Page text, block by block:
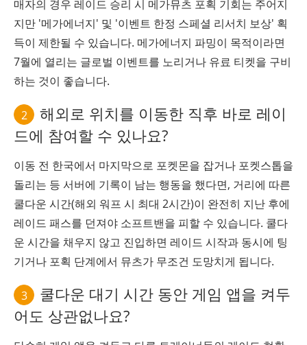
매자의 경우 레이드 승리 시 메가뮤츠 포획 기회는 주어지
지만 '메가에너지' 및 '이벤트 한정 스페셜 리서치 보상' 획
득이 제한될 수 있습니다. 메가에너지 파밍이 목적이라면
7월에 열리는 글로벌 이벤트를 노리거나 유료 티켓을 구비
하는 것이 좋습니다.
2
해외로 위치를 이동한 직후 바로 레이
드에 참여할 수 있나요?
이동 전 한국에서 마지막으로 포켓몬을 잡거나 포켓스톱을
돌리는 등 서버에 기록이 남는 행동을 했다면, 거리에 따른
쿨다운 시간(해외 워프 시 최대 2시간)이 완전히 지난 후에
레이드 패스를 던져야 소프트밴을 피할 수 있습니다. 쿨다
운 시간을 채우지 않고 진입하면 레이드 시작과 동시에 팅
기거나 포획 단계에서 뮤츠가 무조건 도망치게 됩니다.
3
쿨다운 대기 시간 동안 게임 앱을 켜두
어도 상관없나요?